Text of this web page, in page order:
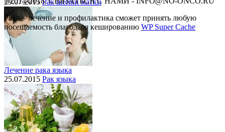
29.07.2015 Рак шейки матки
Лечение рака языка
25.07.2015 Рак языка
Рак — лечение и профилактика cможет принять любую
посещаемость благодаря кешированию WP Super Cache